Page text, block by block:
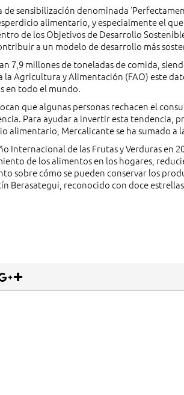
sensibilización denominada
alimentario, y especialmente el
de los Objetivos de Desarrollo
a un modelo de desarrollo más
7,9 millones de toneladas de comida,
Agricultura y Alimentación (FAO) este
en todo el mundo.
que algunas personas rechacen el
Para ayudar a invertir esta tendencia,
alimentario, Mercalicante se ha sumado a
Internacional de las Frutas y Verduras en
de los alimentos en los hogares,
sobre cómo se pueden conservar los
Berasategui, reconocido con doce